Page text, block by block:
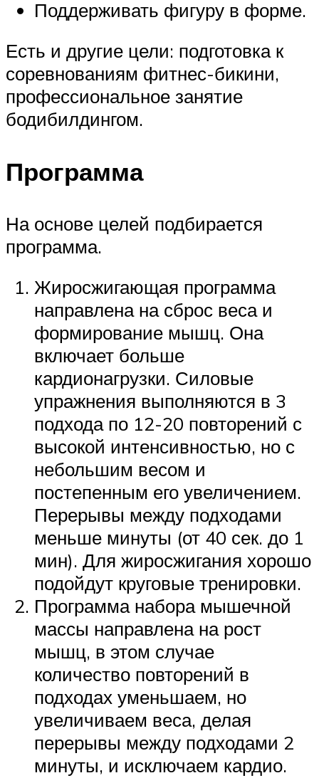
Поддерживать фигуру в форме.
Есть и другие цели: подготовка к
соревнованиям фитнес-бикини,
профессиональное занятие
бодибилдингом.
Программа
На основе целей подбирается
программа.
Жиросжигающая программа
направлена на сброс веса и
формирование мышц. Она
включает больше
кардионагрузки. Силовые
упражнения выполняются в 3
подхода по 12-20 повторений с
высокой интенсивностью, но с
небольшим весом и
постепенным его увеличением.
Перерывы между подходами
меньше минуты (от 40 сек. до 1
мин). Для жиросжигания хорошо
подойдут круговые тренировки.
Программа набора мышечной
массы направлена на рост
мышц, в этом случае
количество повторений в
подходах уменьшаем, но
увеличиваем веса, делая
перерывы между подходами 2
минуты, и исключаем кардио.